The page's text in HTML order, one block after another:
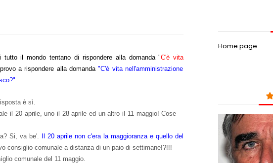
tutto il mondo tentano di rispondere alla domanda"C'è vita
a rispondere alla domanda "C'è vita nell'amministrazione
è sì.
il 20 aprile, uno il 28 aprile ed un altro il 11 maggio! Cose
Si, va be'.
Il 20 aprile non c'era la maggioranza e quello del
consiglio comunale a distanza di un paio di settimane!?!!!
comunale del 11 maggio.
Home page